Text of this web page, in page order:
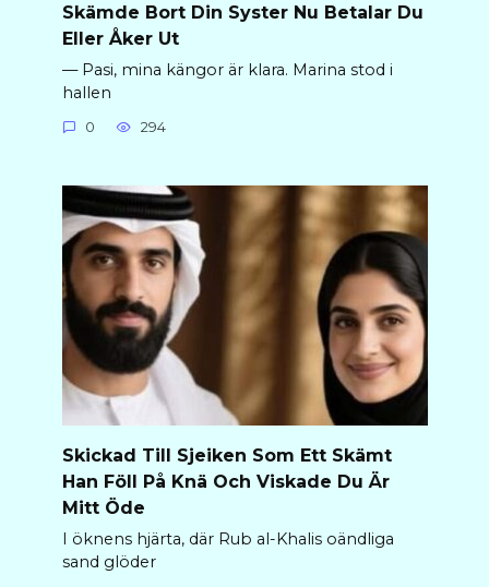
Skämde Bort Din Syster Nu Betalar Du
Eller Åker Ut
— Pasi, mina kängor är klara. Marina stod i
hallen
0 294
Skickad Till Sjeiken Som Ett Skämt
Han Föll På Knä Och Viskade Du Är
Mitt Öde
I öknens hjärta, där Rub al-Khalis oändliga
sand glöder